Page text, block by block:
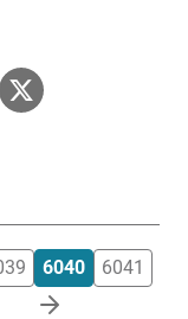
6040
6041